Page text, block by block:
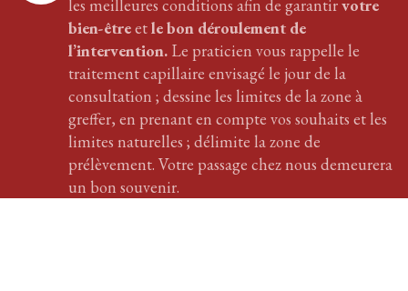
les meilleures conditions afin de garantirvotre
bien-êtreetle bon déroulement de
l’intervention. Le praticien vous rappelle le
traitementcapillaire envisagé le jour de la
consultation ; dessine les limites de la zone à
greffer, en prenant en compte vos souhaits et les
limites naturelles ; délimite la zone de
prélèvement. Votre passage chez nous demeurera
un bon souvenir.